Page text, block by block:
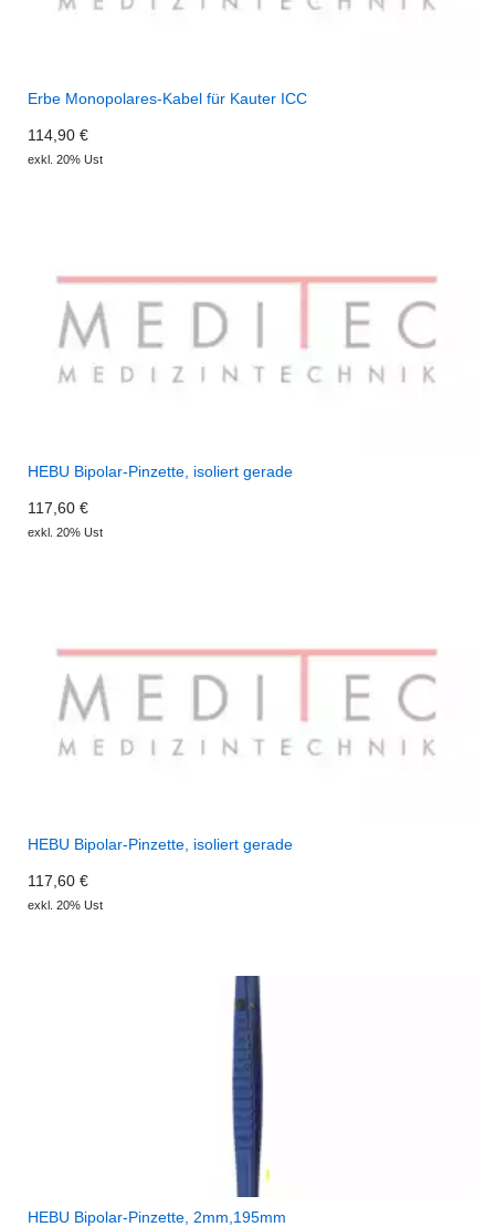
Erbe Monopolares-Kabel für Kauter ICC
114,90 €
exkl. 20% Ust
HEBU Bipolar-Pinzette, isoliert gerade
117,60 €
exkl. 20% Ust
HEBU Bipolar-Pinzette, isoliert gerade
117,60 €
exkl. 20% Ust
HEBU Bipolar-Pinzette, 2mm,195mm